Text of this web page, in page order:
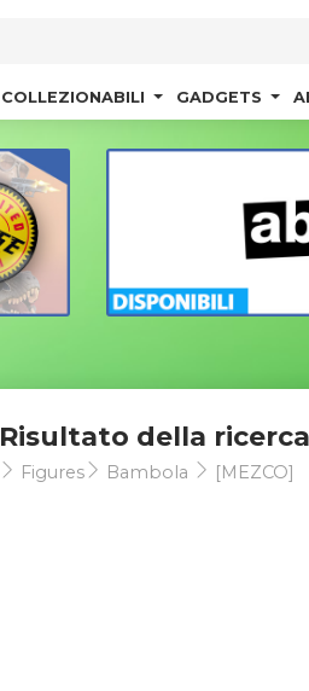
COLLEZIONABILI GADGETS
Risultato della ricerca
Figures Bambola [MEZCO]